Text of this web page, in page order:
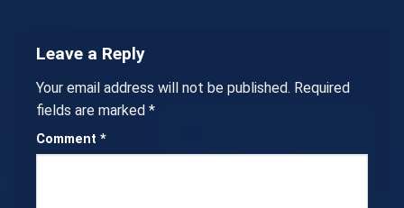
Leave a Reply
Your email address will not be published. Required
fields are marked *
Comment *